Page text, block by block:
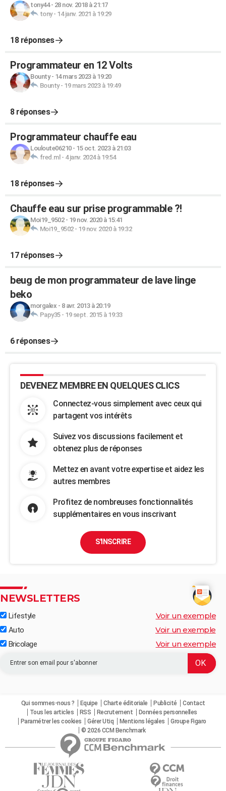
tony44- 28 nov. 2018 à 21:17
tony- 14 janv. 2021 à 19:29
18 réponses
Programmateur en 12 Volts
Bounty- 14 mars 2023 à 19:20
Bounty- 19 mars 2023 à 19:49
8 réponses
Programmateur chauffe eau
Louloute06210- 15 oct. 2023 à 21:03
fred.ml- 4 janv. 2024 à 19:54
18 réponses
Chauffe eau sur prise programmable ?!
Moi19_9502- 19 nov. 2020 à 15:41
Moi19_9502- 19 nov. 2020 à 19:32
17 réponses
beug de mon programmateur de lave linge
beko
morgalex - 8 avr. 2013 à 20:19
Papy35- 19 sept. 2015 à 19:33
6 réponses
DEVENEZ MEMBRE EN QUELQUES CLICS
Connectez-vous simplement avec ceux qui
partagent vos intérêts
Suivez vos discussions facilement et
obtenez plus de réponses
Mettez en avant votre expertise et aidez les
autres membres
Profitez de nombreuses fonctionnalités
supplémentaires en vous inscrivant
S'INSCRIRE
NEWSLETTERS
Lifestyle Voir un exemple
Auto Voir un exemple
Bricolage Voir un exemple
Qui sommes-nous ? Equipe Charte éditoriale Publicité
Contact
Tous les articles
RSS Recrutement
Données personnelles
Paramétrer les cookies
Gérer Utiq Mentions légales
Groupe Figaro
© 2026 CCM Benchmark